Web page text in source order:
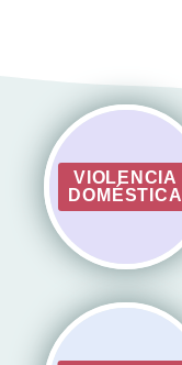
VIOLENCIA
DOMÉSTICA